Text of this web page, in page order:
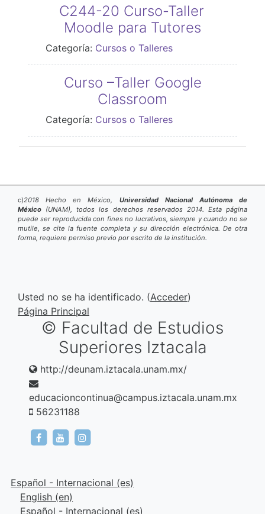
C244-20 Curso-Taller
Moodle para Tutores
Categoría: Cursos o Talleres
Curso –Taller Google
Classroom
Categoría: Cursos o Talleres
c)2018 Hecho en México, Universidad Nacional Autónoma de
México (UNAM), todos los derechos reservados 2014. Esta página
puede ser reproducida con fines no lucrativos, siempre y cuando no se
mutile, se cite la fuente completa y su dirección electrónica. De otra
forma, requiere permiso previo por escrito de la institución.
Usted no se ha identificado. (Acceder)
Página Principal
© Facultad de Estudios
Superiores Iztacala
http://deunam.iztacala.unam.mx/
educacioncontinua@campus.iztacala.unam.mx
56231188
https://www.facebook.com/DeuFesIztacala
https://www.instagram.com/deufesiztacala
Español - Internacional ‎(es)‎
English ‎(en)‎
Español - Internacional ‎(es)‎